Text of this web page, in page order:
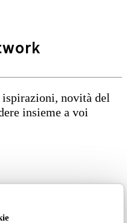
novità del
insieme a voi